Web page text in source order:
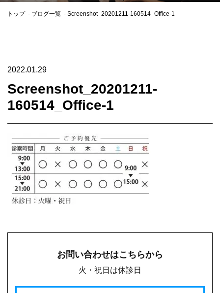
トップ ブログ一覧 Screenshot_20201211-160514_Office-1
2022.01.29
Screenshot_20201211-
160514_Office-1
お問い合わせはこちらから
火・祝日は休診日